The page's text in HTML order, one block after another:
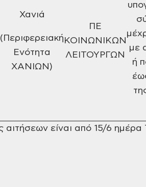
Χανιά
(Περιφερειακή
Ενότητα
ΧΑΝΙΩΝ)
ΠΕ
ΚΟΙΝΩΝΙΚΩΝ
ΛΕΙΤΟΥΡΓΩΝ
με
ή
είναι από 15/6